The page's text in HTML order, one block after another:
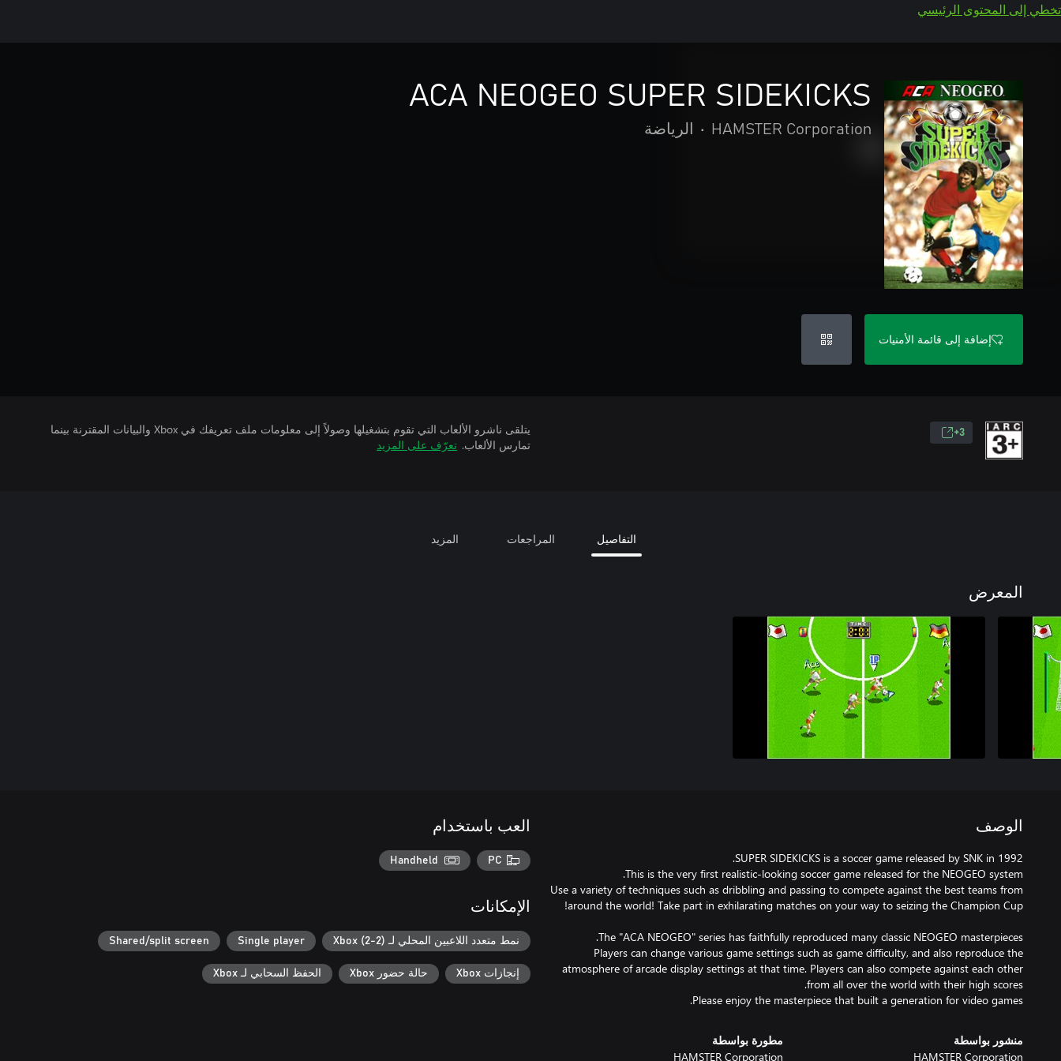
تخطي إلى المحتوى الرئيسي
ACA NEOGEO SUPER SIDEKICKS
HAMSTER Corporation
• الرياضة
إضافة إلى قائمة الأمنيات
3+
يتلقى ناشرو الألعاب التي تقوم بتشغيلها وصولاً إلى معلومات ملف تعريفك في Xbox والبيانات المقترنة بينما
تمارس الألعاب. تعرّف على المزيد
التفاصيل المراجعات المزيد
المعرض
الوصف
Use a variety of techniques such as dribbling and passing to compete against the best teams from
Players can change various game settings such as game difficulty, and also reproduce the
atmosphere of arcade display settings at that time. Players can also compete against each other
Please enjoy the masterpiece that built a generation for video games.
منشور بواسطة
HAMSTER Corporation
مطورة بواسطة
HAMSTER Corporation
العب باستخدام
PC
Handheld
الإمكانات
نمط متعدد اللاعبين المحلي لـ Xbox (2-2) Single player
Shared/split screen
إنجازات Xbox حالة حضور Xbox الحفظ السحابي لـ Xbox